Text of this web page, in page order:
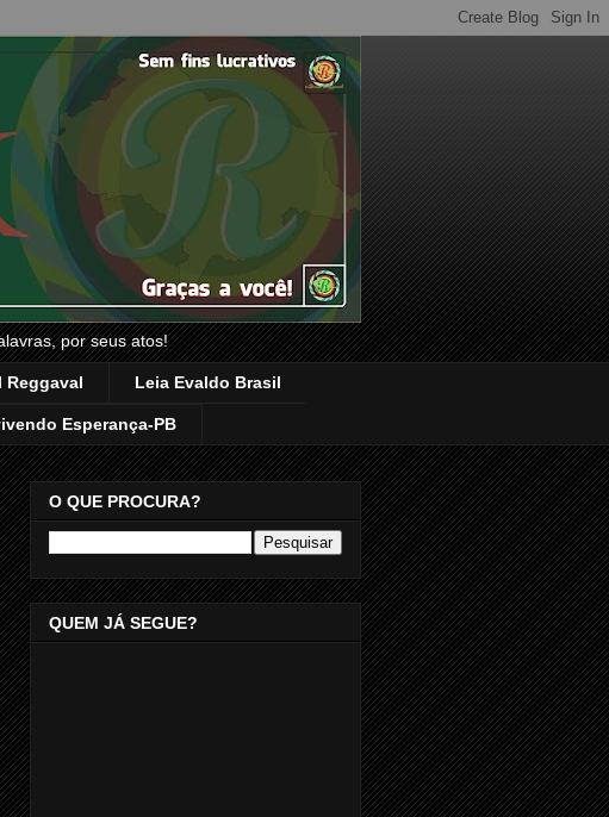
por seus atos!
Reggaval Leia Evaldo Brasil
Esperança-PB
O QUE PROCURA?
QUEM JÁ SEGUE?